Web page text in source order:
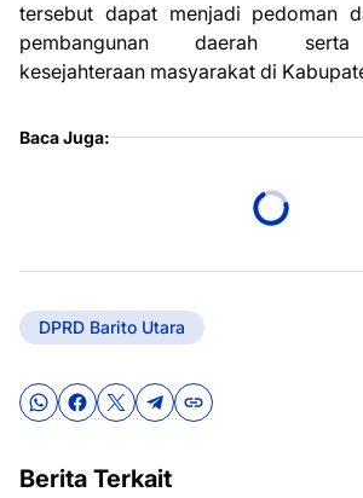
tersebut dapat menjadi pedoman
pembangunan daerah serta
kesejahteraan masyarakat di
Baca Juga:
DPRD Barito Utara
Berita Terkait